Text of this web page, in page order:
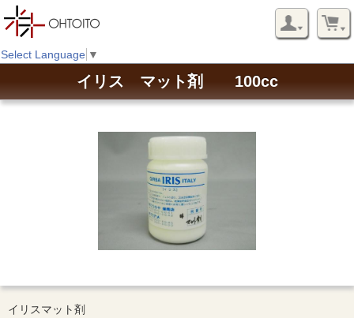
Select Language ▼
イリス マット剤 100cc
イリスマット剤